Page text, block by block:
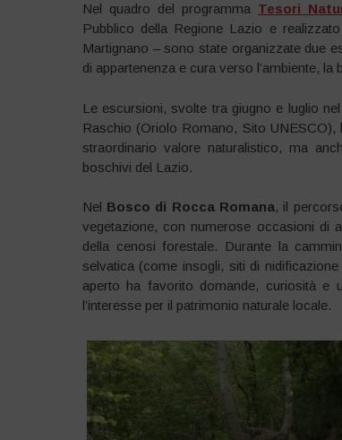
Nel quadro del programma Tesori
Pubblico della Regione Lazio e
Martignano – sono state organizzate due
di appartenenza e cura verso l’ambiente, la
Le escursioni, svolte tra giugno e luglio
Raschio (Oriolo Romano, Sito
straordinario valore naturalistico, ma
boschivi del Lazio.
Nel Bosco di Rocca Romana, il
vegetazione, con numerose occasioni di
della cenosi forestale. Durante la
selvatica (come insogli, siti di
aperto ha favorito domande, curiosità e
l’interesse per il patrimonio naturale locale.